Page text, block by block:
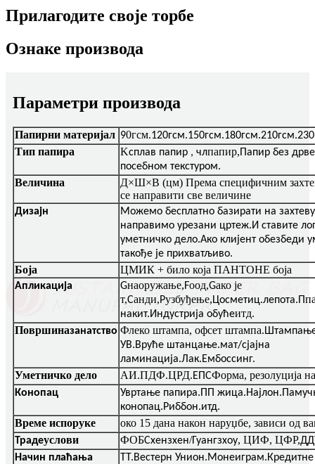
Прилагодите своје торбе
Ознаке производа
Параметри производа
Папирни материјал 90гсм
Тип папира Kсплав папир , члпапир, Папир без
посебном текстуром.
Величина
Д×Ш×В (цм) Према специфичним
се направити све величине
Дизајн
Можемо бесплатно базирати на
направимо урезани цртеж.И ставите
уметничко дело.Ако клијент обезбеди
такође је прихватљиво.
Боја ЦМИК + било која ПАНТОНЕ боја
Апликација Gнаоружање,Fоод,Gако је
т,Cанди,Pузбуђење,Цосметиц.лепота.П
накит.Индустрија обућеитд.
Површиназанатство Флеко штампа, офсет штампа
УВ.Вруће штанцање.мат/сјајна
ламинација.Лак.Ембоссинг.
Уметничко дело АИ.ПДФ.ЦРД.ЕПСФорма, резолуција
Конопац
Увртање папира.ПП
конопац.Риббон.итд.
Време испоруке око 15 дана након наруџбе, зависи од
Традеуслови ФОБСхензхен/Гуангзхоу, ЦИФ, ЦФР,
Начин плаћања
ТТ.Вестерн